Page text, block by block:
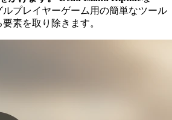
ルプレイヤーゲーム用の簡単なツール
素を取り除きます。